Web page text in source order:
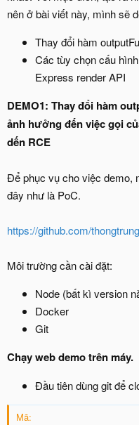
nên ở bài viết này, mình sẽ
Thay đổi hàm
Các tùy chọn cấu
Express render API
DEMO1: Thay đổi hàm
ảnh hưởng đến việc gọi
dến RCE
Để phục vụ cho việc demo,
đây như là PoC.
https://github.com/
Môi trường cần cài đặt:
Node (bất kì version
Docker
Git
Chạy web demo trên máy.
Đầu tiên dùng git để
Mã: